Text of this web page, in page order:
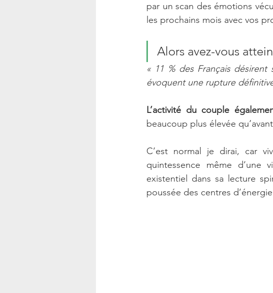
par un scan des émotions
les prochains mois avec vos
Alors avez-vous
« 11 % des Français
évoquent une rupture
L’activité du couple
beaucoup plus élevée
C’est normal je dirai, car
quintessence même d’une
existentiel dans sa lecture